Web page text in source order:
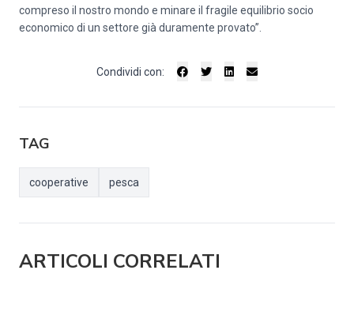
compreso il nostro mondo e minare il fragile equilibrio socio
economico di un settore già duramente provato”.
Condividi con:
TAG
cooperative pesca
ARTICOLI CORRELATI